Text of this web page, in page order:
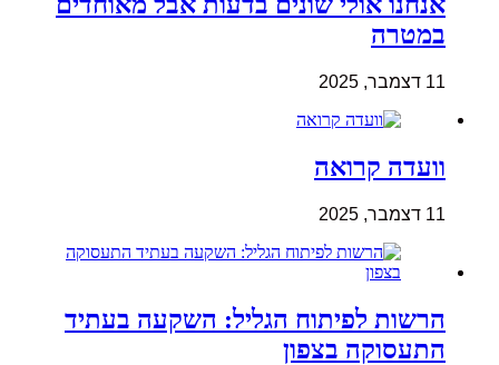
במטרה
11 דצמבר, 2025
וועדה קרואה
11 דצמבר, 2025
הרשות לפיתוח הגליל: השקעה בעתיד
התעסוקה בצפון